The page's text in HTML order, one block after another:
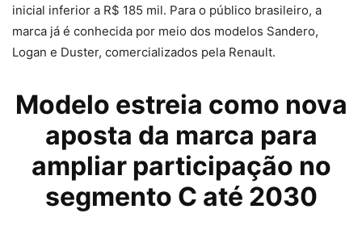
inicial inferior a R$ 185 mil. Para o público brasileiro, a
marca já é conhecida por meio dos modelos Sandero,
Logan e Duster, comercializados pela Renault.
Modelo estreia como nova
aposta da marca para
ampliar participação no
segmento C até 2030